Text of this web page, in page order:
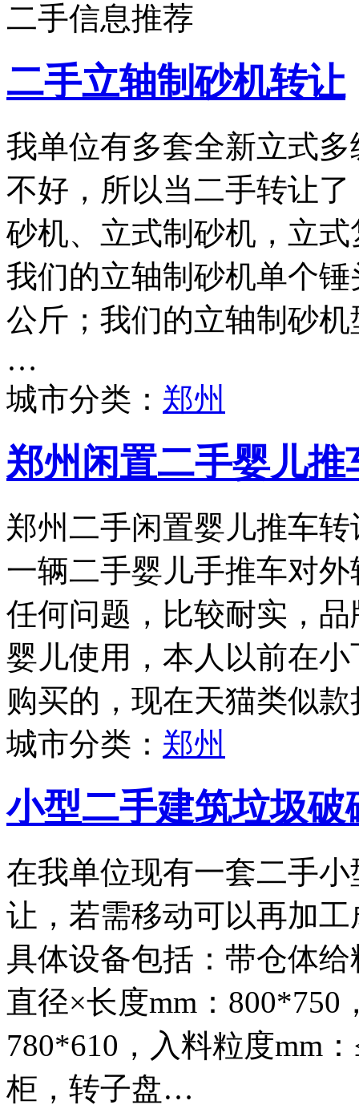
二手信息推荐
二手立轴制砂机转让
我单位有多套全新立式
不好，所以当二手转让
砂机、立式制砂机，立
我们的立轴制砂机单个
公斤；我们的立轴制砂
…
城市分类： 郑州
郑州闲置二手婴儿推
郑州二手闲置婴儿推车
一辆二手婴儿手推车对
任何问题，比较耐实，品
婴儿使用，本人以前在
购买的，现在天猫类似
城市分类： 郑州
小型二手建筑垃圾破
在我单位现有一套二手
让，若需移动可以再加
具体设备包括：带仓体
直径×长度mm：
780*610，入料粒度mm
柜，转子盘…